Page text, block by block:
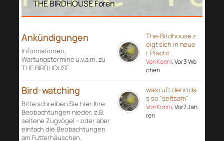
THE BIRDHOUSE Foren
Ankündigungen
Informationen,
Wartungstermine u.v.a.m. zu
THE BIRDHOUSE
The-Birdhouse z
eigt sich in neue
r Pracht
Von Konni, Vor 3 Wo
chen
Bird-watching
Bitte schreiben Sie hier Ihre
Beobachtungen nieder. z.B.
seltene Zugvögel – oder aber
einfach die Beobachtungen
am Futterhäuschen.
was ruft denn da
s so "seltsam"
Von Konni, Vor 7 Jah
ren